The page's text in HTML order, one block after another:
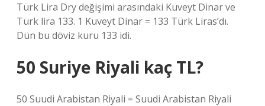
Türk Lira Dry değişimi arasındaki Kuveyt Dinar ve
Türk lira 133. 1 Kuveyt Dinar = 133 Türk Liras’dı.
Dün bu döviz kuru 133 idi.
50 Suriye Riyali kaç TL?
50 Suudi Arabistan Riyali = Suudi Arabistan Riyali